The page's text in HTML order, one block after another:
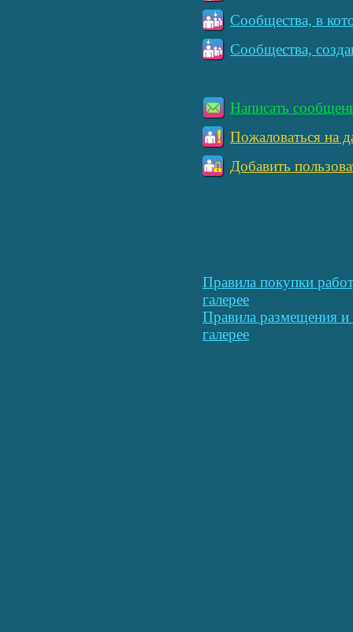
Сообщества, в
Сообщества,
Написать
Пожаловаться на
Добавить
Правила покупки
галерее
Правила размещения
галерее